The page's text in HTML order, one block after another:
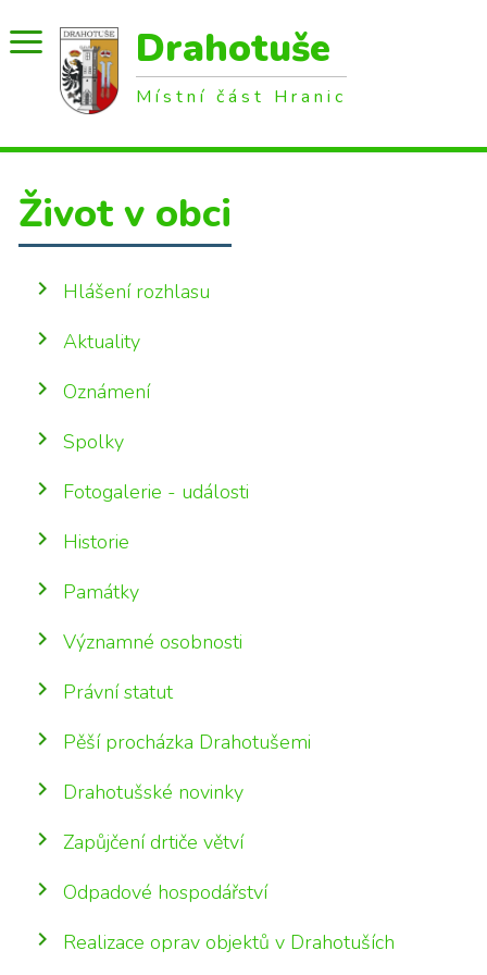
Drahotuše
Místní část Hranic
Život v obci
Hlášení rozhlasu
Aktuality
Oznámení
Spolky
Fotogalerie - události
Historie
Památky
Významné osobnosti
Právní statut
Pěší procházka Drahotušemi
Drahotušské novinky
Zapůjčení drtiče větví
Odpadové hospodářství
Realizace oprav objektů v Drahotuších